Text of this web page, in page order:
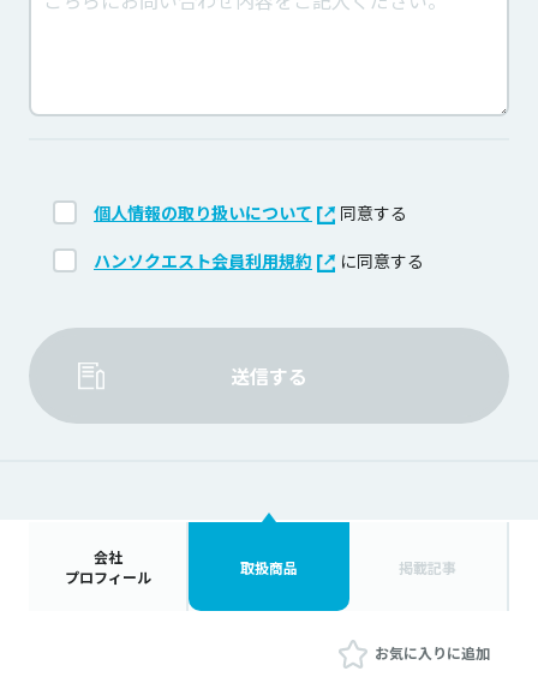
個人情報の取り扱いについて 同意する
ハンソクエスト会員利用規約 に同意する
送信する
会社
プロフィール
取扱商品 掲載記事
お気に入りに追加